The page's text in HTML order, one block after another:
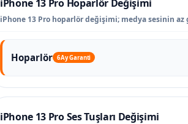
iPhone 13 Pro Hoparlör Değişimi
iPhone 13 Pro hoparlör değişimi; medya sesinin az
Hoparlör 6 Ay Garanti
iPhone 13 Pro Ses Tuşları Değişimi